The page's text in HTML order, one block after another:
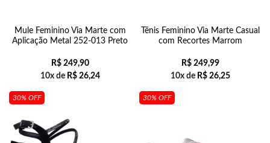
Mule Feminino Via Marte com
Aplicação Metal 252-013 Preto
R$249,90
10x de R$26,24
Tênis Feminino Via Marte Casual
com Recortes Marrom
R$249,99
10x de R$26,25
30% OFF 30% OFF